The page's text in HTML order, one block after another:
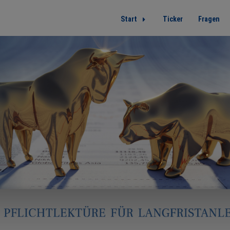
Start Ticker Fragen